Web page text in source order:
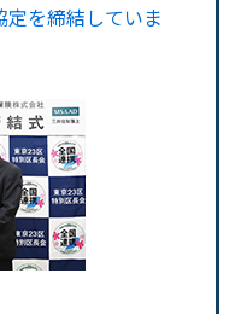
を締結していま